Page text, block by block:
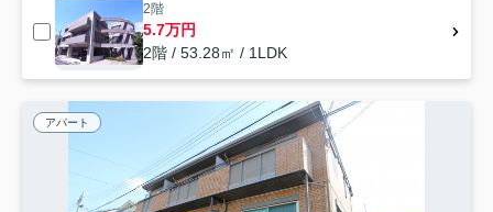
2階
5.7万円
2階 / 53.28㎡ / 1LDK
アパート